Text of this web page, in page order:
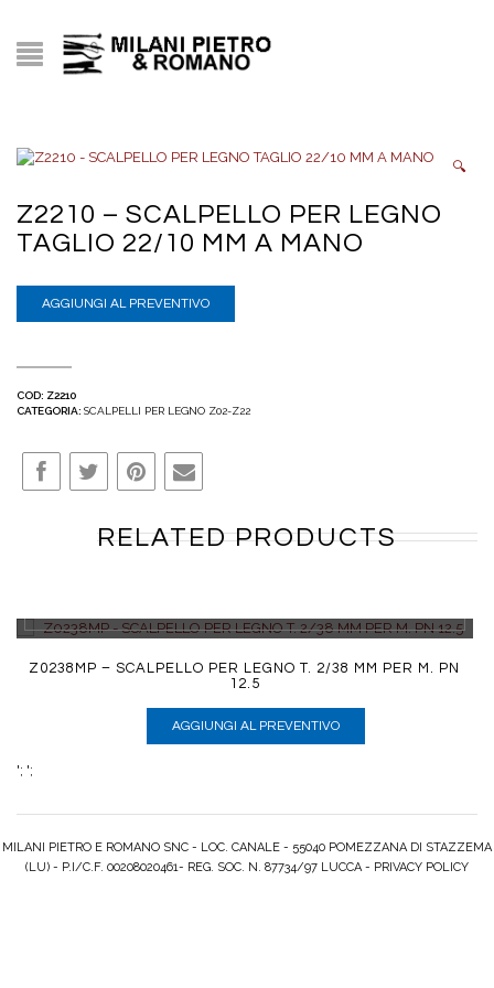
🔍
Z2210 – SCALPELLO PER LEGNO
TAGLIO 22/10 MM A MANO
AGGIUNGI AL PREVENTIVO
COD: Z2210
CATEGORIA: SCALPELLI PER LEGNO Z02-Z22
RELATED PRODUCTS
Z0238MP – SCALPELLO PER LEGNO T. 2/38 MM PER M. PN
12.5
AGGIUNGI AL PREVENTIVO
'; ';
MILANI PIETRO E ROMANO SNC - LOC. CANALE - 55040 POMEZZANA DI STAZZEMA
(LU) - P.I/C.F. 00208020461- REG. SOC. N. 87734/97 LUCCA - PRIVACY POLICY